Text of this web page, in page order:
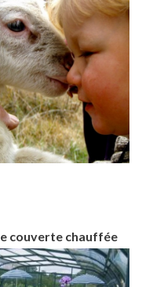
couverte chauffée